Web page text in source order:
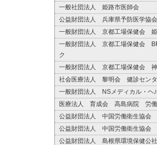
一般社団法人 姫路市医師会
公益財団法人 兵庫県予防医学協会
一般財団法人 京都工場保健会 姫
一般財団法人 京都工場保健会
ク
一般財団法人 京都工場保健会 神
社会医療法人 黎明会 健診センタ
一般財団法人 NSメディカル・ヘ
医療法人 育成会 高島病院 労働
公益財団法人 中国労働衛生協会
公益財団法人 中国労働衛生協会
公益財団法人 島根県環境保健公社